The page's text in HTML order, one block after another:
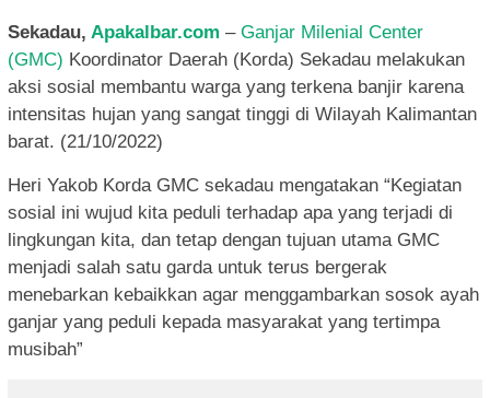
Sekadau, Apakalbar.com – Ganjar Milenial Center
(GMC) Koordinator Daerah (Korda) Sekadau melakukan
aksi sosial membantu warga yang terkena banjir karena
intensitas hujan yang sangat tinggi di Wilayah Kalimantan
barat. (21/10/2022)
Heri Yakob Korda GMC sekadau mengatakan “Kegiatan
sosial ini wujud kita peduli terhadap apa yang terjadi di
lingkungan kita, dan tetap dengan tujuan utama GMC
menjadi salah satu garda untuk terus bergerak
menebarkan kebaikkan agar menggambarkan sosok ayah
ganjar yang peduli kepada masyarakat yang tertimpa
musibah”